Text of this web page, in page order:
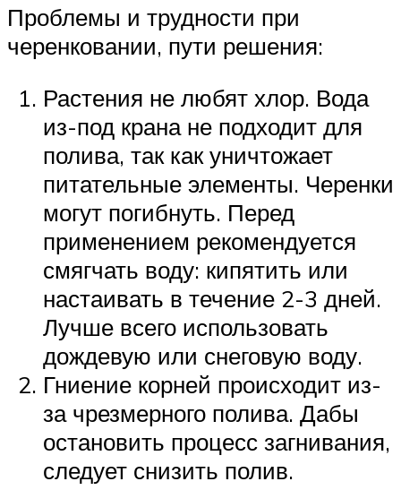
Проблемы и трудности при
черенковании, пути решения:
Растения не любят хлор. Вода
из-под крана не подходит для
полива, так как уничтожает
питательные элементы. Черенки
могут погибнуть. Перед
применением рекомендуется
смягчать воду: кипятить или
настаивать в течение 2-3 дней.
Лучше всего использовать
дождевую или снеговую воду.
Гниение корней происходит из-
за чрезмерного полива. Дабы
остановить процесс загнивания,
следует снизить полив.